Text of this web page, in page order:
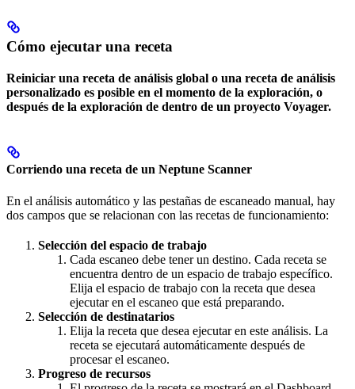
Cómo ejecutar una receta
Reiniciar una receta de análisis global o una receta de análisis
personalizado es posible en el momento de la exploración, o
después de la exploración de dentro de un proyecto Voyager.
Corriendo una receta de un Neptune Scanner
En el análisis automático y las pestañas de escaneado manual, hay
dos campos que se relacionan con las recetas de funcionamiento:
Selección del espacio de trabajo
Cada escaneo debe tener un destino. Cada receta se
encuentra dentro de un espacio de trabajo específico.
Elija el espacio de trabajo con la receta que desea
ejecutar en el escaneo que está preparando.
Selección de destinatarios
Elija la receta que desea ejecutar en este análisis. La
receta se ejecutará automáticamente después de
procesar el escaneo.
Progreso de recursos